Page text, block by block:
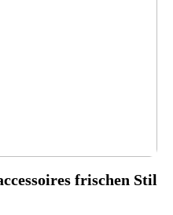
frischen Stil